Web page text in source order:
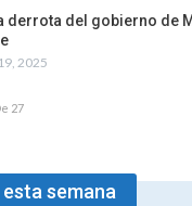
derrota del gobierno de
2025
27
semana